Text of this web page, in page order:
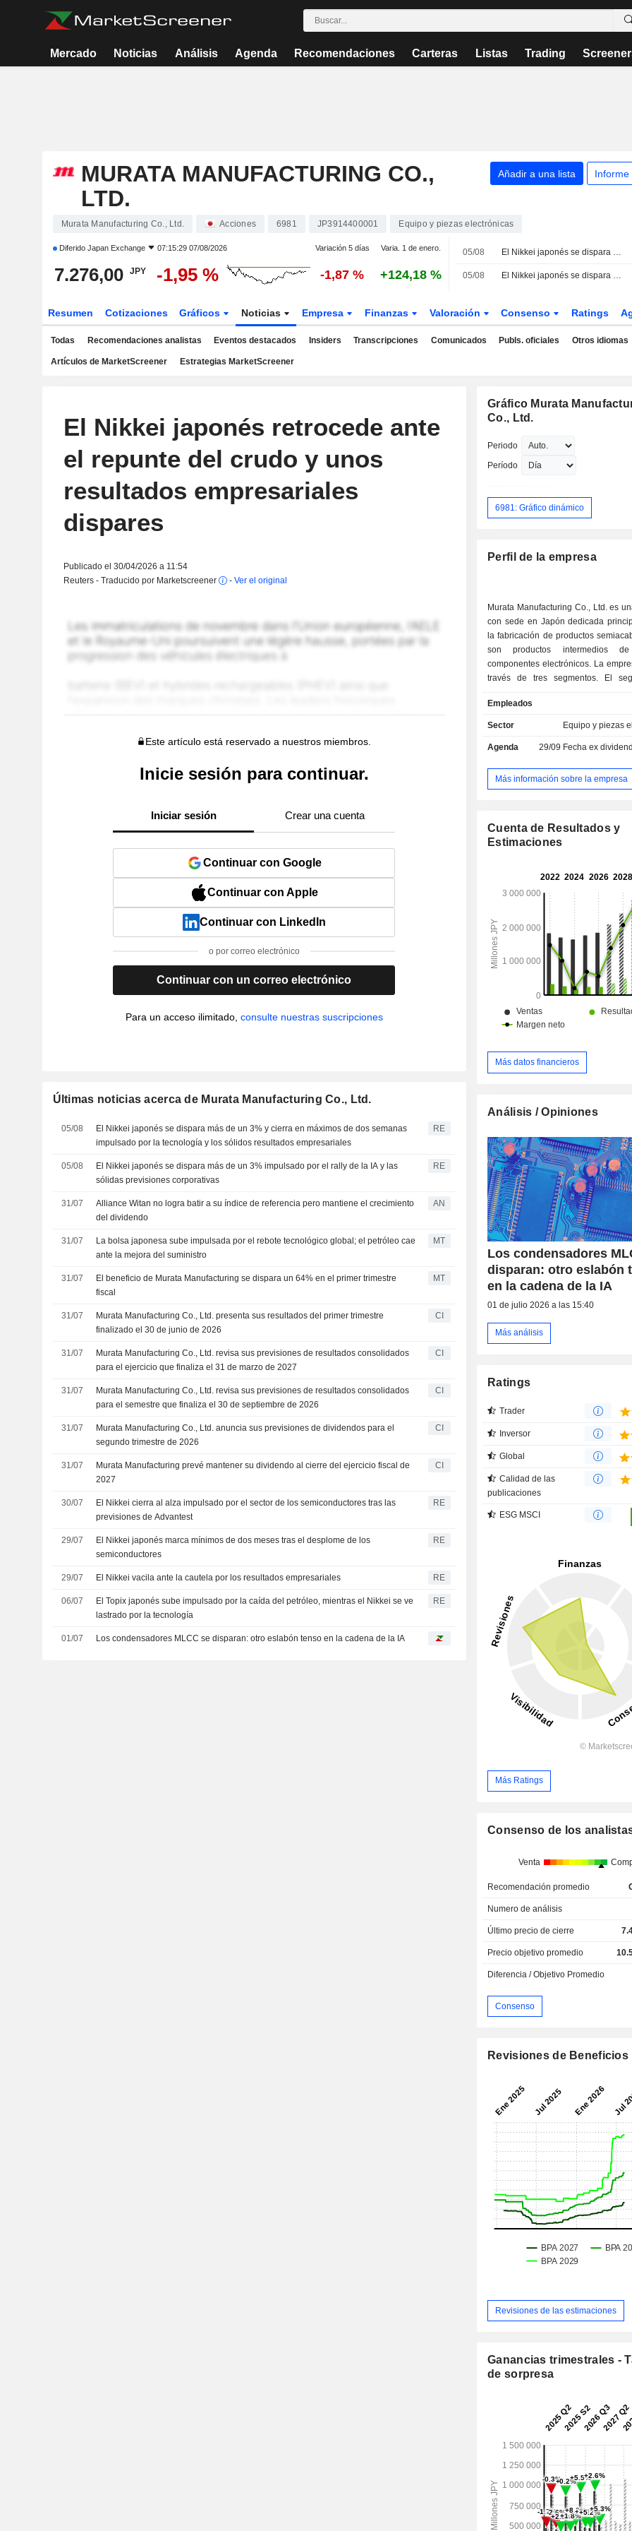
Mercado Noticias Análisis Agenda Recomendaciones Carteras Listas Trading
MURATA MANUFACTURING CO.,
LTD.
Añadir a una lista Informe
Murata Manufacturing Co., Ltd. Acciones 6981 JP3914400001 Equipo y piezas electrónicas
Diferido Japan Exchange 07:15:29 07/08/2026 Variación 5 días Varia. 1 de enero.
7.276,00 JPY -1,95 % -1,87 % +124,18 %
05/08 El Nikkei japonés se dispara más de un 3% y cierra en máximos de dos semanas impulsado por la tecnología y los sólidos resultados empresariales
05/08 El Nikkei japonés se dispara más de un 3% impulsado por el rally de la IA y las sólidas previsiones corporativas
Resumen Cotizaciones Gráficos Noticias Empresa Finanzas Valoración Consenso Ratings
Todas Recomendaciones analistas Eventos destacados Insiders Transcripciones Comunicados Publs. oficiales Otros idiomas
Artículos de MarketScreener Estrategias MarketScreener
El Nikkei japonés retrocede ante
el repunte del crudo y unos
resultados empresariales
dispares
Publicado el 30/04/2026 a 11:54
Reuters - Traducido por Marketscreener
- Ver el original
Este artículo está reservado a nuestros miembros.
Inicie sesión para continuar.
Iniciar sesión Crear una cuenta
Continuar con Google
Continuar con Apple
Continuar con LinkedIn
o por correo electrónico
Continuar con un correo electrónico
Para un acceso ilimitado, consulte nuestras suscripciones
Últimas noticias acerca de Murata Manufacturing Co., Ltd.
05/08
El Nikkei japonés se dispara más de un 3% y cierra en máximos de dos semanas
impulsado por la tecnología y los sólidos resultados empresariales
RE
05/08
El Nikkei japonés se dispara más de un 3% impulsado por el rally de la IA y las
sólidas previsiones corporativas
RE
31/07
Alliance Witan no logra batir a su índice de referencia pero mantiene el crecimiento
del dividendo
AN
31/07
La bolsa japonesa sube impulsada por el rebote tecnológico global; el petróleo cae
ante la mejora del suministro
MT
31/07
El beneficio de Murata Manufacturing se dispara un 64% en el primer trimestre
fiscal
MT
31/07
Murata Manufacturing Co., Ltd. presenta sus resultados del primer trimestre
finalizado el 30 de junio de 2026
CI
31/07
Murata Manufacturing Co., Ltd. revisa sus previsiones de resultados consolidados
para el ejercicio que finaliza el 31 de marzo de 2027
CI
31/07
Murata Manufacturing Co., Ltd. revisa sus previsiones de resultados consolidados
para el semestre que finaliza el 30 de septiembre de 2026
CI
31/07
Murata Manufacturing Co., Ltd. anuncia sus previsiones de dividendos para el
segundo trimestre de 2026
CI
31/07
Murata Manufacturing prevé mantener su dividendo al cierre del ejercicio fiscal de
2027
CI
30/07
El Nikkei cierra al alza impulsado por el sector de los semiconductores tras las
previsiones de Advantest
RE
29/07
El Nikkei japonés marca mínimos de dos meses tras el desplome de los
semiconductores
RE
29/07 El Nikkei vacila ante la cautela por los resultados empresariales RE
06/07
El Topix japonés sube impulsado por la caída del petróleo, mientras el Nikkei se ve
lastrado por la tecnología
RE
01/07 Los condensadores MLCC se disparan: otro eslabón tenso en la cadena de la IA
Gráfico Murata
Co., Ltd.
Periodo
Período
6981: Gráfico dinámico
Perfil de la empresa
Murata Manufacturing Co., Ltd. es
con sede en Japón dedicada
la fabricación de productos
son productos intermedios de
componentes electrónicos. La
través de tres segmentos. El
inductores y filtros de rechazo de
electromagnéticas (EMI). El
frecuencia, filtros de ondas
El segmento «Otros» se dedica al
equipos sanitarios y al negocio de
comercializa productos y software.
Empleados
Sector Equipo y piezas
Agenda 29/09 Fecha ex
Más información sobre la empresa
Cuenta de Resultados y
Estimaciones
Más datos financieros
Análisis / Opiniones
Los condensadores
disparan: otro eslabón
en la cadena de la IA
01 de julio 2026 a las 15:40
Más análisis
Ratings
Trader
Inversor
Global
Calidad de las
publicaciones
ESG MSCI
Más Ratings
Consenso de los
Venta
Recomendación promedio
Numero de análisis
Último precio de cierre
Precio objetivo promedio
Diferencia / Objetivo Promedio
Consenso
Revisiones de Beneficios
Revisiones de las estimaciones
Ganancias trimestrales -
de sorpresa